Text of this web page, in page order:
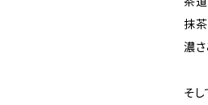
抹茶
濃さ
そ